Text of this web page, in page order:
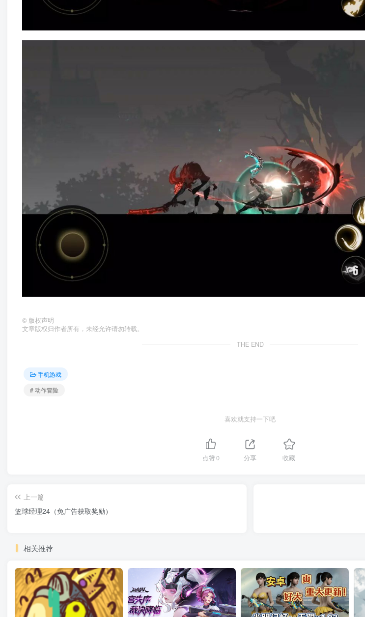
© 版权声明
文章版权归作者所有，未经允许请勿转载。
THE END
手机游戏
# 动作冒险
喜欢就支持一下吧
点赞0 分享 收藏
上一篇
篮球经理24（免广告获取奖励）
相关推荐